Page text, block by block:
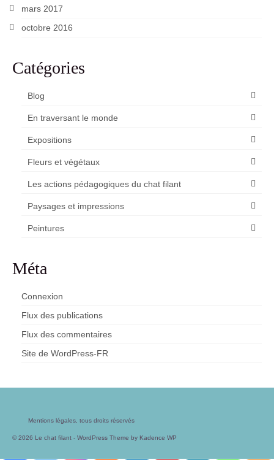
mars 2017
octobre 2016
Catégories
Blog
En traversant le monde
Expositions
Fleurs et végétaux
Les actions pédagogiques du chat filant
Paysages et impressions
Peintures
Méta
Connexion
Flux des publications
Flux des commentaires
Site de WordPress-FR
Mentions légales, tous droits réservés
© 2026 Le chat filant - WordPress Theme by Kadence WP